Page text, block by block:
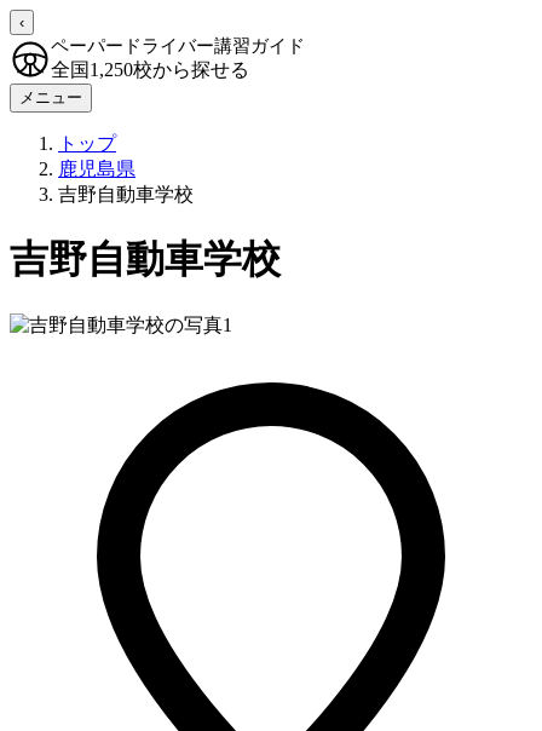
‹
ペーパードライバー講習ガイド
全国1,250校から探せる
メニュー
トップ
鹿児島県
吉野自動車学校
吉野自動車学校